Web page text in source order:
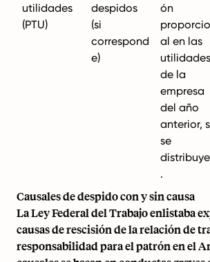
utilidades
(PTU)
despidos
(si
correspond
e)
ón
al en las
utilidades
de la
empresa
del año
anterior,
se
.
Causales de despido con y sin causa
La Ley Federal del Trabajo enlistaba
causas de rescisión de la relación de
responsabilidad para el patrón en el